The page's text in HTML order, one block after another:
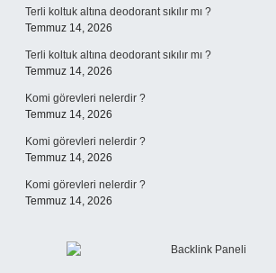
Terli koltuk altına deodorant sıkılır mı ?
Temmuz 14, 2026
Terli koltuk altına deodorant sıkılır mı ?
Temmuz 14, 2026
Komi görevleri nelerdir ?
Temmuz 14, 2026
Komi görevleri nelerdir ?
Temmuz 14, 2026
Komi görevleri nelerdir ?
Temmuz 14, 2026